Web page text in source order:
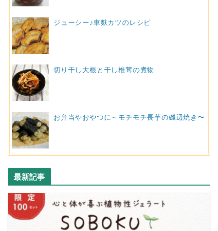
ジューシー♪車麩カツのレシピ
切り干し大根と干し椎茸の煮物
お弁当やおやつに～モチモチ長芋の磯辺焼き〜
最新記事